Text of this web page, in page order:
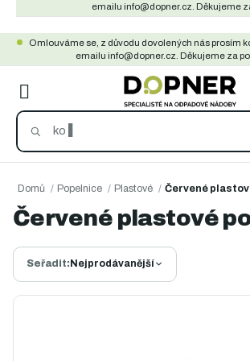
obsah
emailu info@dopner.cz. Děkujeme
Omlouváme se, z důvodu dovolených nás prosím
emailu info@dopner.cz. Děkujeme za
Domů / Popelnice / Plastové / Červené
Červené plastové
Ř
a
Seřadit: Nejprodávanější
V